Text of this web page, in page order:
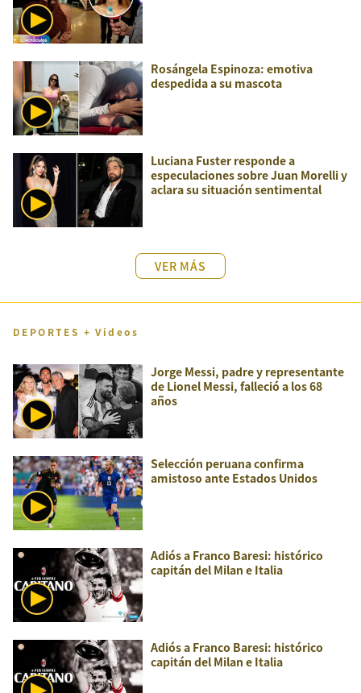
Rosángela Espinoza: emotiva
despedida a su mascota
Luciana Fuster responde a
especulaciones sobre Juan Morelli y
aclara su situación sentimental
VER MÁS
DEPORTES + Videos
Jorge Messi, padre y representante
de Lionel Messi, falleció a los 68
años
Selección peruana confirma
amistoso ante Estados Unidos
Adiós a Franco Baresi: histórico
capitán del Milan e Italia
Adiós a Franco Baresi: histórico
capitán del Milan e Italia